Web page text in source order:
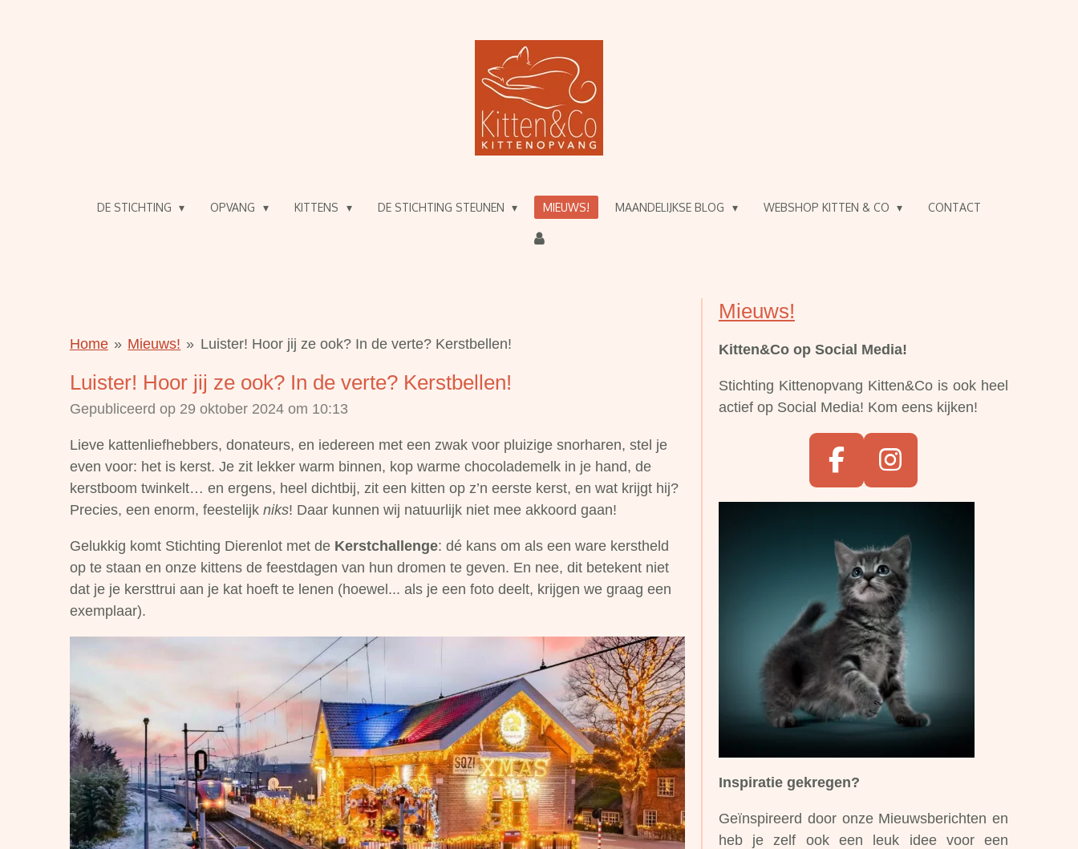
DE STICHTING OPVANG KITTENS DE STICHTING STEUNEN MIEUWS! MAANDELIJKSE BLOG WEBSHOP KITTEN & CO CONTACT
Home » Mieuws! » Luister! Hoor jij ze ook? In de verte? Kerstbellen!
Luister! Hoor jij ze ook? In de verte? Kerstbellen!
Gepubliceerd op 29 oktober 2024 om 10:13
Lieve kattenliefhebbers, donateurs, en iedereen met een zwak voor pluizige snorharen, stel je
even voor: het is kerst. Je zit lekker warm binnen, kop warme chocolademelk in je hand, de
kerstboom twinkelt… en ergens, heel dichtbij, zit een kitten op z’n eerste kerst, en wat krijgt hij?
Precies, een enorm, feestelijk niks! Daar kunnen wij natuurlijk niet mee akkoord gaan!
Gelukkig komt Stichting Dierenlot met de Kerstchallenge: dé kans om als een ware kerstheld
op te staan en onze kittens de feestdagen van hun dromen te geven. En nee, dit betekent niet
dat je je kersttrui aan je kat hoeft te lenen (hoewel... als je een foto deelt, krijgen we graag een
exemplaar).
Mieuws!
Kitten&Co op Social Media!
Stichting Kittenopvang Kitten&Co is ook heel
actief op Social Media! Kom eens kijken!
F
a
e
b
o
o
k
I
n
t
a
g
r
a
m
Inspiratie gekregen?
Geïnspireerd door onze Mieuwsberichten en
heb je zelf ook een leuk idee voor een